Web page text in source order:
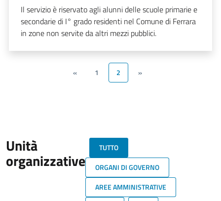
Il servizio è riservato agli alunni delle scuole primarie e
secondarie di I° grado residenti nel Comune di Ferrara
in zone non servite da altri mezzi pubblici.
« 1 2 »
Unità
organizzative
TUTTO
ORGANI DI GOVERNO
AREE AMMINISTRATIVE